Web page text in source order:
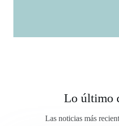
Lo último
Las noticias más